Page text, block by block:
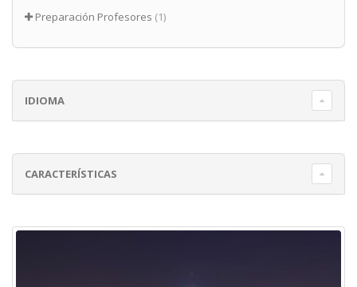
Preparación Profesores (1)
IDIOMA
CARACTERÍSTICAS